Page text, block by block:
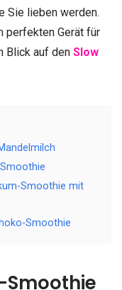
Sie lieben werden.
perfekten Gerät für
Blick auf den Slow
Smoothie mit
Smoothie
Smoothie